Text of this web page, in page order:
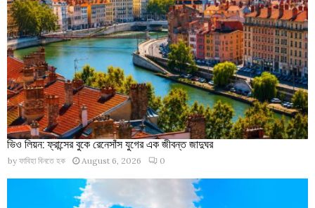
ভিও লিয়ন: ফ্রান্সের বুকে রেনেসাঁস যুগের এক জীবন্ত জাদুঘর
by ফাবিহা বিনতে হক August 6, 2026 0